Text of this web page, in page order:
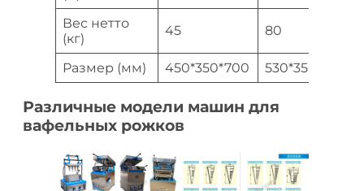
Вес нетто
(кг)
45 80
Размер (мм) 450*350*700 530*350*650
Различные модели машин для
вафельных рожков